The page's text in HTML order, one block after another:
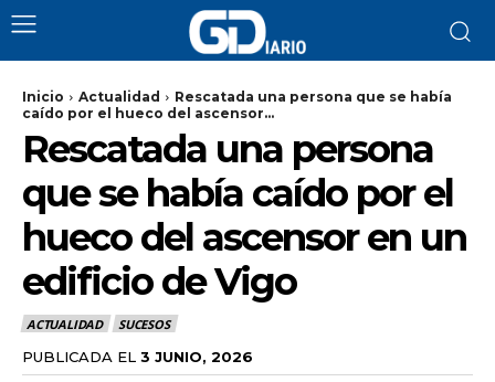
Inicio Actualidad
Rescatada una persona que se había
caído por el hueco del ascensor...
Rescatada una persona
que se había caído por el
hueco del ascensor en un
edificio de Vigo
ACTUALIDAD SUCESOS
PUBLICADA EL 3 JUNIO, 2026